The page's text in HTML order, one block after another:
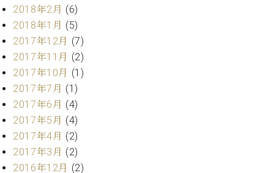
W.
ホ
フ
マ
ン
ト
ラ
デ
ィ
シ
ョ
ン
術
営
業
セ
ン
タ
ー
ス
タ
ッ
フ
2018年2月 (6)
2018年1月 (5)
2017年12月 (7)
2017年11月 (2)
2017年10月 (1)
2017年7月 (1)
2017年6月 (4)
2017年5月 (4)
2017年4月 (2)
2017年3月 (2)
2016年12月 (2)